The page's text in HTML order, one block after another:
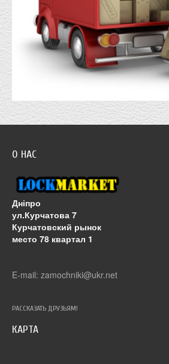
О НАС
Дніпро
ул.Курчатова 7
Курчатовский рынок
место 78 квартал 1
E-mail: zamochniki@ukr.net
РАССКАЗАТЬ ДРУЗЬЯМ!
КАРТА